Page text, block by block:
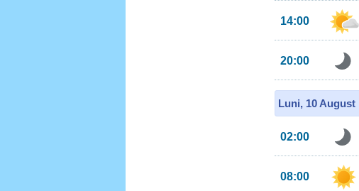
14:00
20:00
Luni, 10 August
02:00
08:00